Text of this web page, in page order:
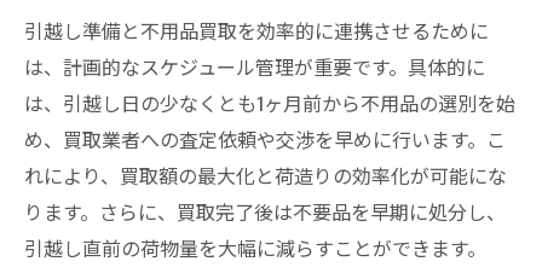
引越し準備と不用品買取を効率的に連携させるために
は、計画的なスケジュール管理が重要です。具体的に
は、引越し日の少なくとも1ヶ月前から不用品の選別を始
め、買取業者への査定依頼や交渉を早めに行います。こ
れにより、買取額の最大化と荷造りの効率化が可能にな
ります。さらに、買取完了後は不要品を早期に処分し、
引越し直前の荷物量を大幅に減らすことができます。